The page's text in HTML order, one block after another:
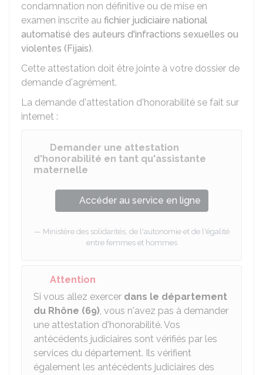
condamnation non définitive ou de mise en
examen inscrite au fichier judiciaire national
automatisé des auteurs d'infractions sexuelles ou
violentes (Fijais).
Cette attestation doit être jointe à votre dossier de
demande d'agrément.
La demande d'attestation d'honorabilité se fait sur
internet :
Demander une attestation
d'honorabilité en tant qu'assistante
maternelle
Accéder au service en ligne
Ministère des solidarités, de l'autonomie et de l'égalité
entre femmes et hommes
Attention
Si vous allez exercer dans le département
du Rhône (69), vous n'avez pas à demander
une attestation d'honorabilité. Vos
antécédents judiciaires sont vérifiés par les
services du département. Ils vérifient
également les antécédents judiciaires des